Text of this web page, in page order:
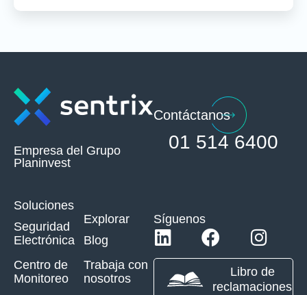
Empresa del Grupo
Planinvest
Contáctanos
01 514 6400
Soluciones
Seguridad
Electrónica
Centro de
Monitoreo
Explorar
Blog
Trabaja con
nosotros
Síguenos
Libro de
reclamaciones